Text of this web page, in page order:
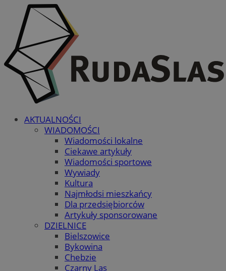
AKTUALNOŚCI
WIADOMOŚCI
Wiadomości lokalne
Ciekawe artykuły
Wiadomości sportowe
Wywiady
Kultura
Najmłodsi mieszkańcy
Dla przedsiębiorców
Artykuły sponsorowane
DZIELNICE
Bielszowice
Bykowina
Chebzie
Czarny Las